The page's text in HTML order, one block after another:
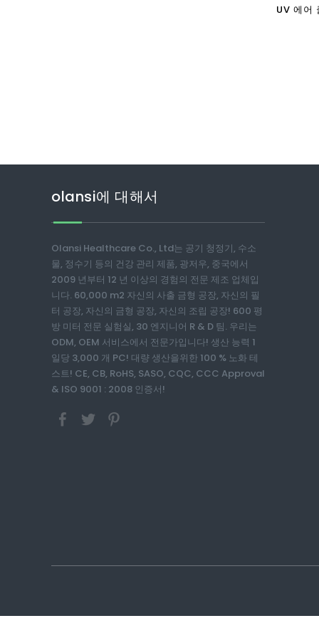
UV 에어
olansi에 대해서
Olansi Healthcare Co., Ltd는 공기 청정기, 수소
물, 정수기 등의 건강 관리 제품, 광저우, 중국에서
2009 년부터 12 년 이상의 경험의 전문 제조 업체입
니다. 60,000 m2 자신의 사출 금형 공장, 자신의 필
터 공장, 자신의 금형 공장, 자신의 조립 공장! 600 평
방 미터 전문 실험실, 30 엔지니어 R & D 팀. 우리는
ODM, OEM 서비스에서 전문가입니다! 생산 능력 1
일당 3,000 개 PC! 대량 생산을위한 100 % 노화 테
스트! CE, CB, RoHS, SASO, CQC, CCC Approval
& ISO 9001 : 2008 인증서!